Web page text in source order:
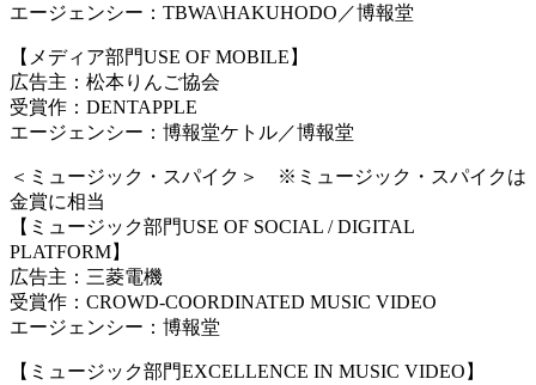
エージェンシー：TBWA\HAKUHODO／博報堂
【メディア部門USE OF MOBILE】
広告主：松本りんご協会
受賞作：DENTAPPLE
エージェンシー：博報堂ケトル／博報堂
＜ミュージック・スパイク＞ ※ミュージック・スパイクは
金賞に相当
【ミュージック部門USE OF SOCIAL / DIGITAL
PLATFORM】
広告主：三菱電機
受賞作：CROWD-COORDINATED MUSIC VIDEO
エージェンシー：博報堂
【ミュージック部門EXCELLENCE IN MUSIC VIDEO】